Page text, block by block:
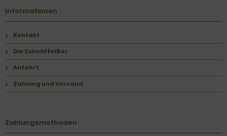
Informationen
Kontakt
Die SchnüffelBar
Anfahrt
Zahlung und Versand
Zahlungsmethoden